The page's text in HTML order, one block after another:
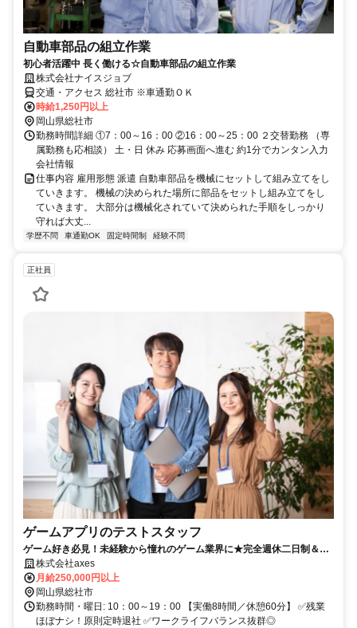
自動車部品の組立作業
初心者活躍中 長く働ける☆自動車部品の組立作業
株式会社ナイスジョブ
交通・アクセス 総社市 ※車通勤ＯＫ
時給1,250円以上
岡山県総社市
勤務時間詳細 ①7：00～16：00 ②16：00～25：00 ２交替勤務 （専
属勤務も応相談） 土・日 休み 応募画面へ進む 約1分でカンタン入力
会社情報
仕事内容 雇用形態 派遣 自動車部品を機械にセットして組み立てをし
ていきます。 機械の決められた場所に部品をセットし組み立てをし
ていきます。 大部分は機械化されていて決められた手順をしっかり
守れば大丈...
学歴不問 車通勤OK 固定時間制 経験不問
正社員
ゲームアプリのテストスタッフ
ゲーム好き必見！未経験から憧れのゲーム業界に★完全週休二日制＆残
業ほぼナシ◎
株式会社axes
月給250,000円以上
岡山県総社市
勤務時間・曜日: 10：00～19：00 【実働8時間／休憩60分】 ✅残業
ほぼナシ！原則定時退社 ✅ワークライフバランス抜群◎